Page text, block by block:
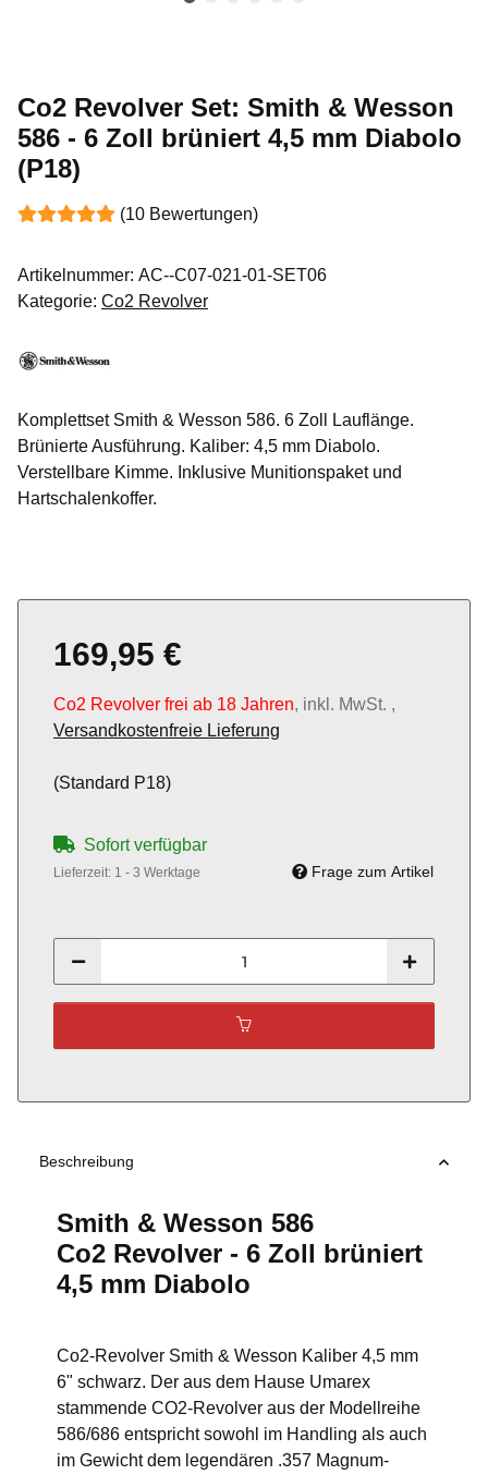
Co2 Revolver Set: Smith & Wesson
586 - 6 Zoll brüniert 4,5 mm Diabolo
(P18)
(10 Bewertungen)
Artikelnummer: AC--C07-021-01-SET06
Kategorie: Co2 Revolver
Komplettset Smith & Wesson 586. 6 Zoll Lauflänge.
Brünierte Ausführung. Kaliber: 4,5 mm Diabolo.
Verstellbare Kimme. Inklusive Munitionspaket und
Hartschalenkoffer.
169,95 €
Co2 Revolver frei ab 18 Jahren, inkl. MwSt. ,
Versandkostenfreie Lieferung
(Standard P18)
Sofort verfügbar
Lieferzeit: 1 - 3 Werktage Frage zum Artikel
Beschreibung
Smith & Wesson 586
Co2 Revolver - 6 Zoll brüniert
4,5 mm Diabolo
Co2-Revolver Smith & Wesson Kaliber 4,5 mm
6" schwarz. Der aus dem Hause Umarex
stammende CO2-Revolver aus der Modellreihe
586/686 entspricht sowohl im Handling als auch
im Gewicht dem legendären .357 Magnum-